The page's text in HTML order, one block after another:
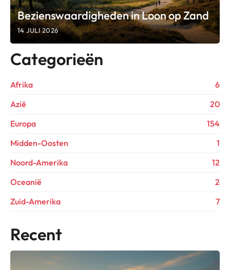
Bezienswaardigheden in Loon op Zand
14 JULI 2026
Categorieën
Afrika
6
Azië
20
Europa
154
Midden-Oosten
1
Noord-Amerika
12
Oceanië
2
Zuid-Amerika
7
Recent